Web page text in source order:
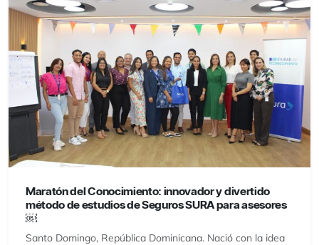
Maratón del Conocimiento: innovador y divertido
método de estudios de Seguros SURA para asesores
￼
Santo Domingo, República Dominicana. Nació con la idea